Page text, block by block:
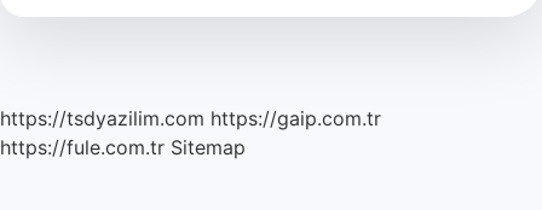
kaç
https://tsdyazilim.com https://gaip.com.tr
https://fule.com.tr Sitemap